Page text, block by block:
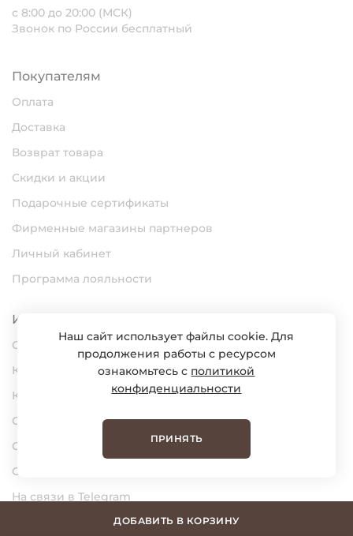
ДОБАВИТЬ В КОРЗИНУ
с 8:00 до 20:00 (МСК)
Звонок по России бесплатный
Покупателям
Оплата
Доставка
Возврат товара
Скидки и акции
Подарочные сертификаты
Фирменные магазины партнеров
Личный кабинет
Программа лояльности
Информация
О нас
Карьера
Контакты
Статьи
Сертификаты
Обратная связь
На связи в Telegram
Наш сайт использует файлы cookie. Для
продолжения работы с ресурсом
ознакомьтесь с политикой
конфиденциальности
ПРИНЯТЬ